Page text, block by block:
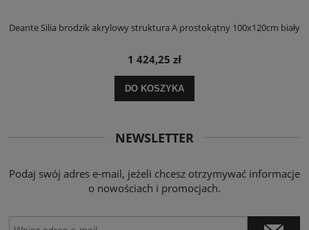
Deante Silia brodzik akrylowy struktura A prostokątny 100x120cm biały
1 424,25 zł
DO KOSZYKA
NEWSLETTER
Podaj swój adres e-mail, jeżeli chcesz otrzymywać informacje
o nowościach i promocjach.